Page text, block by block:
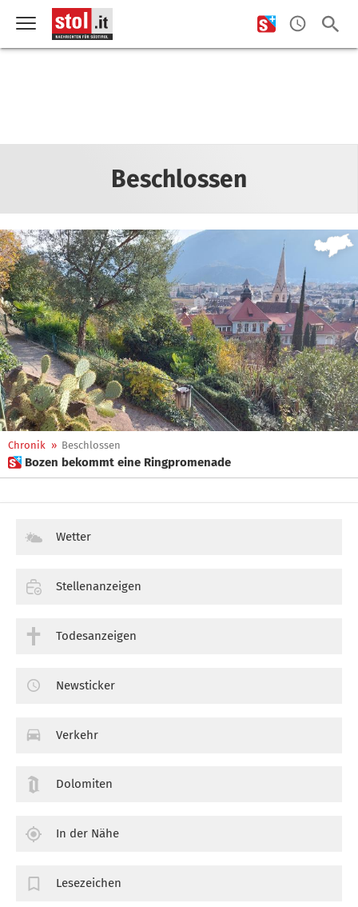
Beschlossen
Chronik » Beschlossen
 Bozen bekommt eine Ringpromenade
Wetter
Stellenanzeigen
Todesanzeigen
Newsticker
Verkehr
Dolomiten
In der Nähe
Lesezeichen